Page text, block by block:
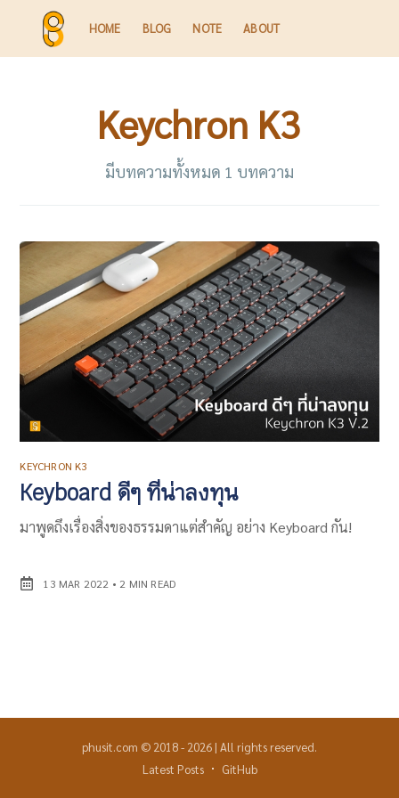
HOME BLOG NOTE ABOUT
Keychron K3
มีบทความทั้งหมด 1 บทความ
KEYCHRON K3
Keyboard ดีๆ ที่น่าลงทุน
มาพูดถึงเรื่องสิ่งของธรรมดาแต่สำคัญ อย่าง Keyboard กัน!
13 MAR 2022 • 2 MIN READ
phusit.com © 2018- 2026 | All rights reserved.
Latest Posts
GitHub